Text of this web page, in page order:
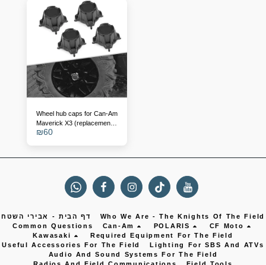
Wheel hub caps for Can-Am
Maverick X3 (replacement
for 705401841)
₪60
דף הבית - אבירי השטח
Who We Are - The Knights Of The Field
Common Questions
Can-Am POLARIS
CF Moto
Kawasaki
Required Equipment For The Field
Useful Accessories For The Field
Lighting For SBS And ATVs
Audio And Sound Systems For The Field
Radios And Field Communications
Field Tools